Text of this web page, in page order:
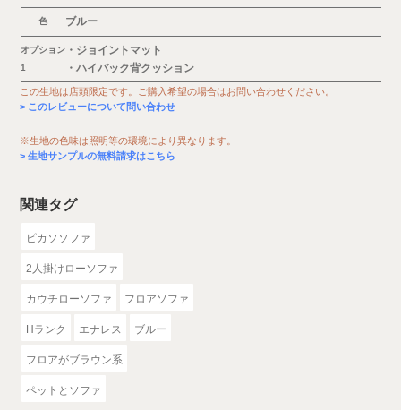
色 ブルー
オプション
1
・ジョイントマット
・ハイバック背クッション
この生地は店頭限定です。ご購入希望の場合はお問い合わせください。
このレビューについて問い合わせ
※生地の色味は照明等の環境により異なります。
生地サンプルの無料請求はこちら
関連タグ
ピカソソファ
2人掛けローソファ
カウチローソファ フロアソファ
Hランク エナレス ブルー
フロアがブラウン系
ペットとソファ